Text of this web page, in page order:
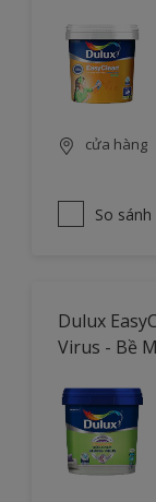
cửa hàng
So sánh
Dulux
Virus - Bề